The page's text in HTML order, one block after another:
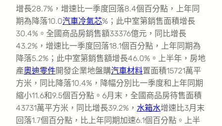
增長28.7%，增速比一季度回落8.4個百分點，上年同
期為降落10.0汽車冷氣芯%；此中室第銷售面積增長
30.4%。全國商品房銷售額33376億元，同比增長
43.2%，增速比一季度回落18.1個百分點，上年同期為
降落5.2%；此中室第銷售額增長46.0%。上半年，房地
產奧迪零件開發企業地盤購汽車材料置面積15721萬平
方米，同比降落10.4%，降幅分別比一季度和上年同期
縮小11.6和9.5個百分點。6月末，全國商品房待售面積
43731萬平方米，同比增長39.2%， 水箱水增速比3月末
回落1.7個百分點，比上年同期加速6.1個百分點。上半